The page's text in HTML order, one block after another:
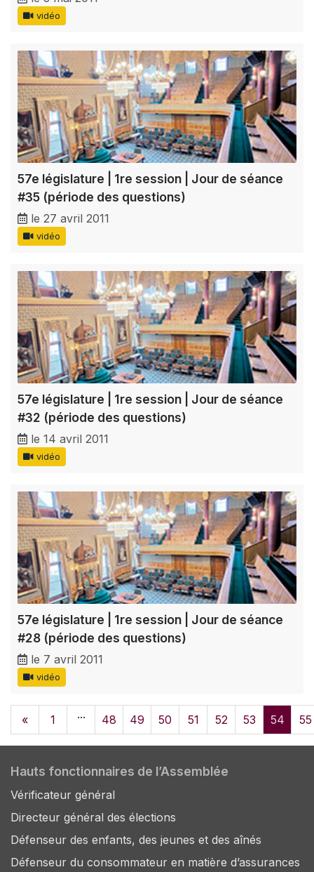
vidéo
57e législature | 1re session | Jour de séance
#35 (période des questions)
le 27 avril 2011
vidéo
57e législature | 1re session | Jour de séance
#32 (période des questions)
le 14 avril 2011
vidéo
57e législature | 1re session | Jour de séance
#28 (période des questions)
le 7 avril 2011
vidéo
« 1 ... 48 49 50 51 52 53 54 55
Hauts fonctionnaires de l’Assemblée
Vérificateur général
Directeur général des élections
Défenseur des enfants, des jeunes et des aînés
Défenseur du consommateur en matière d’assurances